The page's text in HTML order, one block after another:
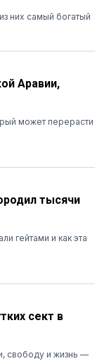
них самый богатый
Аравии,
может перерасти
тысячи
гейтами и как эта
сект в
свободу и жизнь —